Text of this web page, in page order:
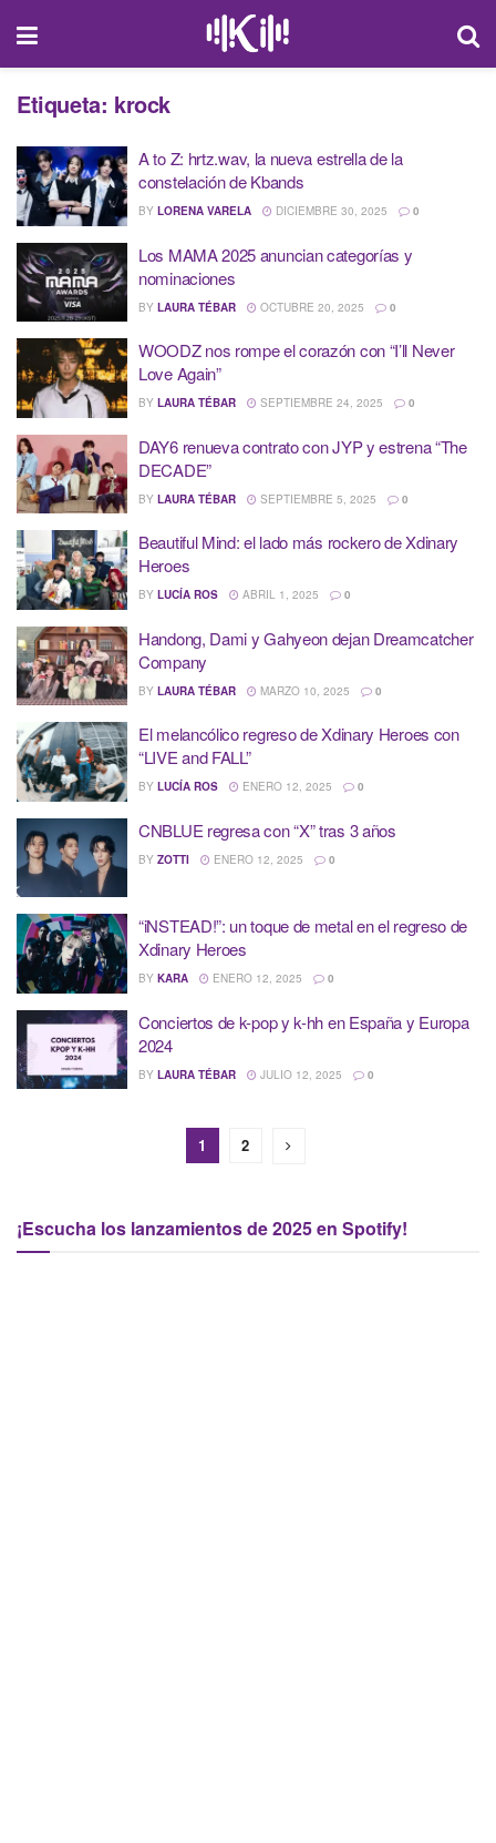
Etiqueta: krock
A to Z: hrtz.wav, la nueva estrella de la
constelación de Kbands
BY LORENA VARELA DICIEMBRE 30, 2025 0
Los MAMA 2025 anuncian categorías y
nominaciones
BY LAURA TÉBAR OCTUBRE 20, 2025 0
WOODZ nos rompe el corazón con “I’ll Never
Love Again”
BY LAURA TÉBAR SEPTIEMBRE 24, 2025 0
DAY6 renueva contrato con JYP y estrena “The
DECADE”
BY LAURA TÉBAR SEPTIEMBRE 5, 2025 0
Beautiful Mind: el lado más rockero de Xdinary
Heroes
BY LUCÍA ROS ABRIL 1, 2025 0
Handong, Dami y Gahyeon dejan Dreamcatcher
Company
BY LAURA TÉBAR MARZO 10, 2025 0
El melancólico regreso de Xdinary Heroes con
“LIVE and FALL”
BY LUCÍA ROS ENERO 12, 2025 0
CNBLUE regresa con “X” tras 3 años
BY ZOTTI ENERO 12, 2025 0
“iNSTEAD!”: un toque de metal en el regreso de
Xdinary Heroes
BY KARA ENERO 12, 2025 0
Conciertos de k-pop y k-hh en España y Europa
2024
BY LAURA TÉBAR JULIO 12, 2025 0
1 2
¡Escucha los lanzamientos de 2025 en Spotify!